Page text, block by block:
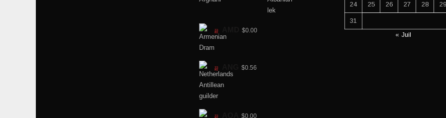
$0.00
$0.56
$0.00
24 25 26 27 28 29
31
« Juil